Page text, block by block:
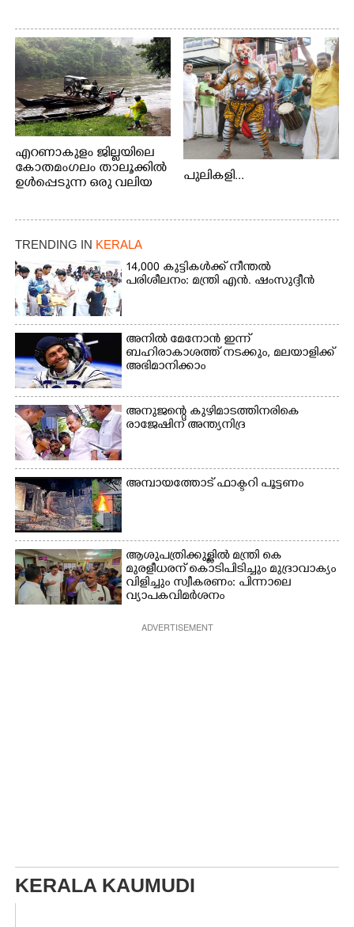
എറണാകുളം ജില്ലയിലെ
കോതമംഗലം താലൂക്കിൽ
ഉൾപ്പെടുന്ന ഒരു വലിയ
വെള്ളാരംകുത്ത്,
കത്തിപ്പാറ, ഉറിയംപെട്ടി,
തേക്കല്ല്, വെട്ടിക്കല്ല്,
മഞ്ചപ്പാറ എന്നീ ആറു
സ്ഥലങ്ങളിലേക്കുള്ള
പ്രധാന സഞ്ചാര
മാർഗമാണ് ഈ കാണുന്ന
കടത്ത് വള്ളം
പുലികളി...
TRENDING IN KERALA
14,000 കുട്ടികൾക്ക് നീന്തൽ
പരിശീലനം: മന്ത്രി എൻ. ഷംസുദ്ദീൻ
അനിൽ മേനോൻ ഇന്ന്
ബഹിരാകാശത്ത് നടക്കും, മലയാളിക്ക്
അഭിമാനിക്കാം
അനുജന്റെ കുഴിമാടത്തിനരികെ
രാജേഷിന് അന്ത്യനിദ്ര
അമ്പായത്തോട് ഫാക്ടറി പൂട്ടണം
ആശുപത്രിക്കുള്ളിൽ മന്ത്രി കെ
മുരളീധരന് കൊടിപിടിച്ചും മുദ്രാവാക്യം
വിളിച്ചും സ്വീകരണം: പിന്നാലെ
വ്യാപകവിമർശനം
ADVERTISEMENT
KERALA KAUMUDI